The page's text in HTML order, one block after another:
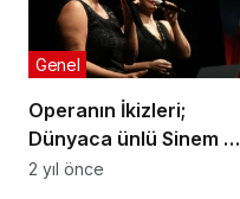
Operanın İkizleri;
Dünyaca ünlü Sinem ve
Didem Balık
Genel
2 yıl önce
Genel